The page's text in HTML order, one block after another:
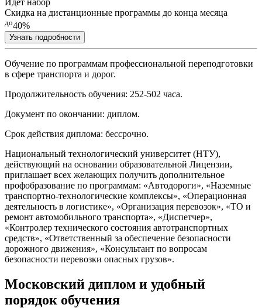
Скидка на дистанционные программы до конца месяца
до40%
Узнать подробности
Обучение по программам профессиональной переподготовки
в сфере транспорта и дорог.
Продолжительность обучения: 252-502 часа.
Документ по окончании: диплом.
Срок действия диплома: бессрочно.
Национальный технологический университет (НТУ),
действующий на основании образовательной Лицензии,
приглашает всех желающих получить дополнительное
профобразование по программам: «Автодороги», «Наземные
транспортно-технологические комплексы», «Операционная
деятельность в логистике», «Организация перевозок», «ТО и
ремонт автомобильного транспорта», «Диспетчер»,
«Контролер технического состояния автотранспортных
средств», «Ответственный за обеспечение безопасности
дорожного движения», «Консультант по вопросам
безопасности перевозки опасных грузов».
Московский диплом и удобный
порядок обучения